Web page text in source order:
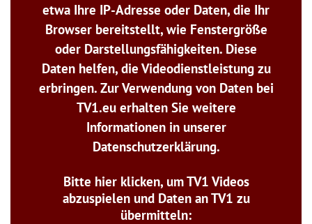
etwa Ihre IP-Adresse oder Daten, die Ihr
Browser bereitstellt, wie Fenstergröße
oder Darstellungsfähigkeiten. Diese
Daten helfen, die Videodienstleistung zu
erbringen. Zur Verwendung von Daten bei
TV1.eu erhalten Sie weitere
Informationen in unserer
Datenschutzerklärung.
Bitte hier klicken, um TV1 Videos
abzuspielen und Daten an TV1 zu
übermitteln: